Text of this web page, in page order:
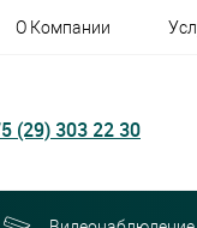
О Компании
(29) 303 22 30